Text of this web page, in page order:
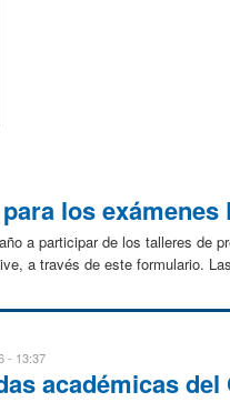
los
a participar de los talleres de
a través de este formulario.
- 13:37
académicas del